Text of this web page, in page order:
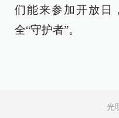
们能来参加开放日
全“守护者”。
光